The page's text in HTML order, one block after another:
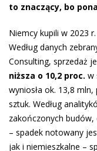
to znaczący, bo
Niemcy kupili w 2023
Według danych
Consulting, sprzedaż
niższa o 10,2 proc. w
wyniosła ok. 13,8
sztuk. Według
zakończonych
– spadek notowany
jak i niemieszkalne –